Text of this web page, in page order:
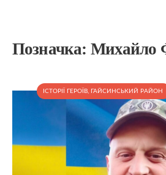
Позначка: Михайло
ІСТОРІЇ ГЕРОЇВ, ГАЙСИНСЬКИЙ РАЙОН